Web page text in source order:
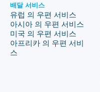
배달 서비스
유럽 의 우편 서비스
아시아 의 우편 서비스
미국 의 우편 서비스
아프리카 의 우편 서비
스